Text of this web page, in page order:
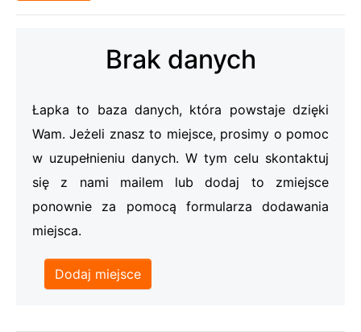
Brak danych
Łapka to baza danych, która powstaje dzięki
Wam. Jeżeli znasz to miejsce, prosimy o pomoc
w uzupełnieniu danych. W tym celu skontaktuj
się z nami mailem lub dodaj to zmiejsce
ponownie za pomocą formularza dodawania
miejsca.
Dodaj miejsce